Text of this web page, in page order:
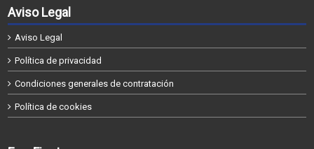
Aviso Legal
Aviso Legal
Política de privacidad
Condiciones generales de contratación
Política de cookies